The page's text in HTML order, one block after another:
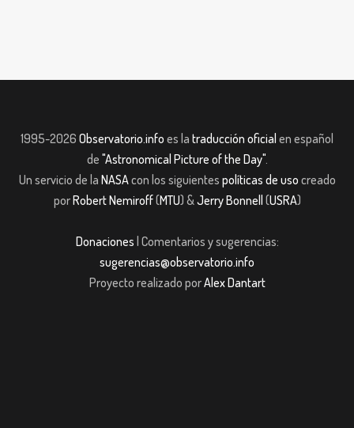
1995-2026 Observatorio.info es la traducción oficial en español
de "Astronomical Picture of the Day".
Un servicio de la NASAcon los siguientes políticas de uso creado
porRobert Nemiroff(MTU) &Jerry Bonnell (USRA)
Donaciones | Comentarios y sugerencias:
sugerencias@observatorio.info
Proyecto realizado porAlex Dantart